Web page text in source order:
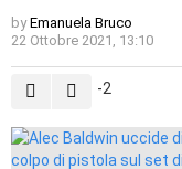
by Emanuela Bruco
22 Ottobre 2021, 13:10
-2